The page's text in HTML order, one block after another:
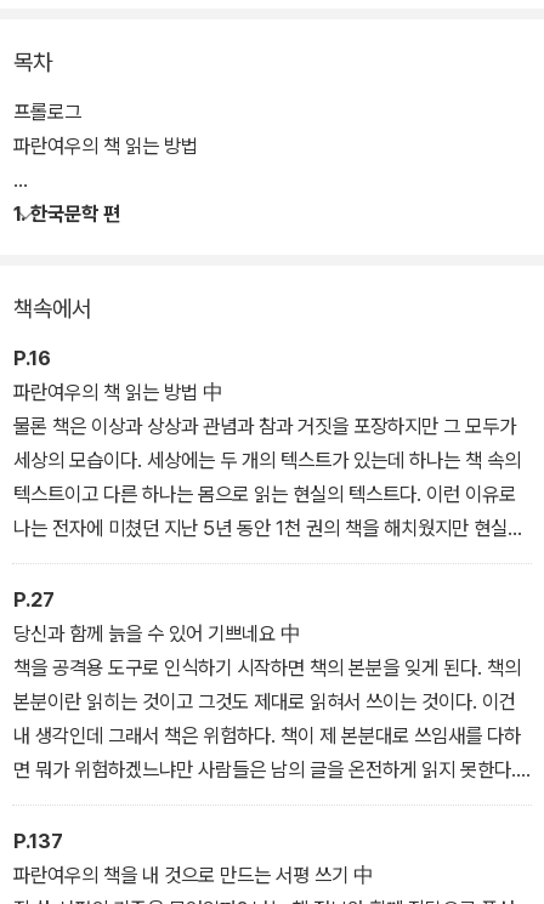
블로거 파란여우는 40대에 귀농을 한 후 5년간 1000권의 책을 집중
적으로 독파하며, 소설가 장정일, 출판평론가 변정수, <로쟈의 인문
학 서재>의 로쟈 이현우 등 책전문가들에게 내공을 인정받았다. 인
자의 깐깐한 독서 이야기.
목차
프롤로그
파란여우의 책 읽는 방법
1. 한국문학 편
책속에서
P.16
파란여우의 책 읽는 방법 中
물론 책은 이상과 상상과 관념과 참과 거짓을 포장하지만 그 모두가
세상의 모습이다. 세상에는 두 개의 텍스트가 있는데 하나는 책 속의
텍스트이고 다른 하나는 몸으로 읽는 현실의 텍스트다. 이런 이유로
나는 전자에 미쳤던 지난 5년 동안 1천 권의 책을 해치웠지만 현실의
경이로운 이야기를 읽고 싶은 호기심을 중단할 수는 없다. 유목의 텍
스트를 지향하는 나로서는 책과 세상을 공평한 비율로 조절한 텍스트
야말로 참독서라고 여긴다.
P.27
당신과 함께 늙을 수 있어 기쁘네요 中
책을 공격용 도구로 인식하기 시작하면 책의 본분을 잊게 된다. 책의
본분이란 읽히는 것이고 그것도 제대로 읽혀서 쓰이는 것이다. 이건
내 생각인데 그래서 책은 위험하다. 책이 제 본분대로 쓰임새를 다하
면 뭐가 위험하겠느냐만 사람들은 남의 글을 온전하게 읽지 못한다.
당연한 말이지만 자신이 쓴 글이 아니기 때문이다. 여러 가지로 해석
할 수 있는 말이지만 책은 공격과 단절의 도구이기도 하고 소통의 도
구이기도 하다.
P.137
파란여우의 책을 내 것으로 만드는 서평 쓰기 中